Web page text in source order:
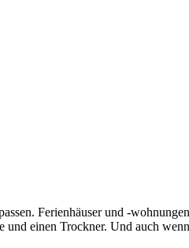
Ferienhäuser und -
einen Trockner. Und auch